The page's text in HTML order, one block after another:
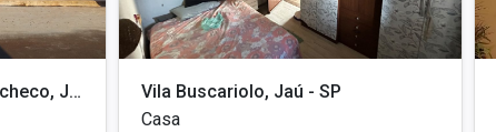
Jardim Doutor Roberto Pacheco, Jaú - SP
Vila Buscariolo, Jaú - SP
Casa